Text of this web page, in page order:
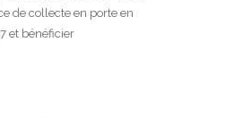
de collecte en porte en
et bénéficier